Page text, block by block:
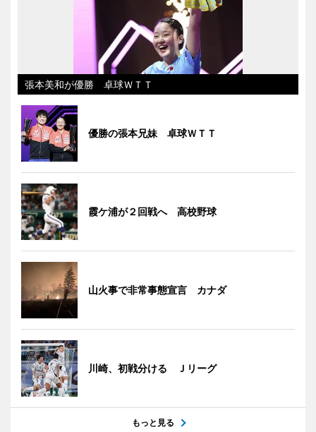
張本美和が優勝 卓球ＷＴＴ
優勝の張本兄妹 卓球ＷＴＴ
霞ケ浦が２回戦へ 高校野球
山火事で非常事態宣言 カナダ
川崎、初戦分ける Ｊリーグ
もっと見る